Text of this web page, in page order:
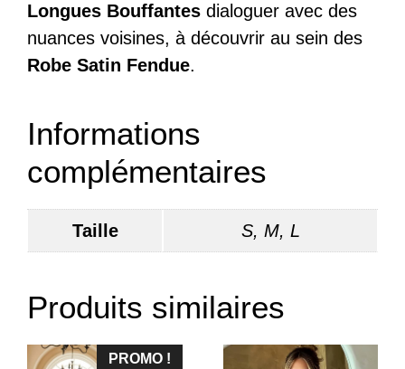
Longues Bouffantes dialoguer avec des
nuances voisines, à découvrir au sein des
Robe Satin Fendue.
Informations
complémentaires
Taille S, M, L
Produits similaires
PROMO !